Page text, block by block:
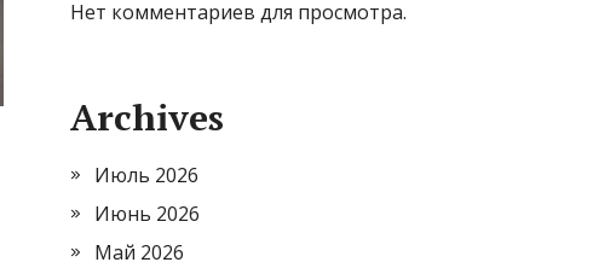
Нет комментариев для просмотра.
Archives
Июль 2026
Июнь 2026
Май 2026